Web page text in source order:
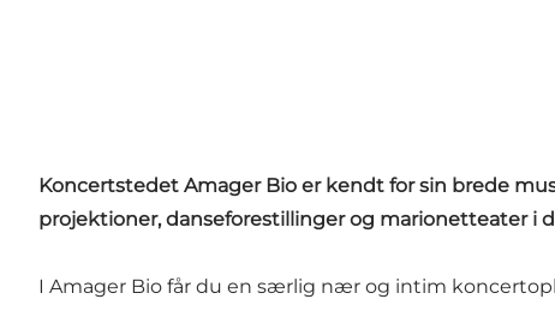
Koncertstedet Amager Bio er kendt for sin brede
projektioner, danseforestillinger og marionetteater i
I Amager Bio får du en særlig nær og intim